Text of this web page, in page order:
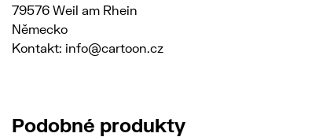
79576 Weil am Rhein
Německo
Kontakt: info@cartoon.cz
Podobné produkty